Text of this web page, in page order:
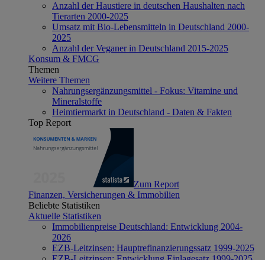
Anzahl der Haustiere in deutschen Haushalten nach
Tierarten 2000-2025
Umsatz mit Bio-Lebensmitteln in Deutschland 2000-
2025
Anzahl der Veganer in Deutschland 2015-2025
Konsum & FMCG
Themen
Weitere Themen
Nahrungsergänzungsmittel - Fokus: Vitamine und
Mineralstoffe
Heimtiermarkt in Deutschland - Daten & Fakten
Top Report
Zum Report
Finanzen, Versicherungen & Immobilien
Beliebte Statistiken
Aktuelle Statistiken
Immobilienpreise Deutschland: Entwicklung 2004-
2026
EZB-Leitzinsen: Hauptrefinanzierungssatz 1999-2025